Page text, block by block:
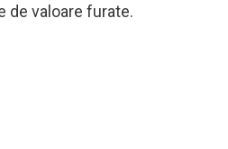
de valoare furate.